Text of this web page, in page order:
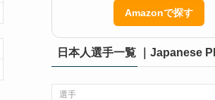
Amazonで探す
日本人選手一覧 ｜Japanese
選手